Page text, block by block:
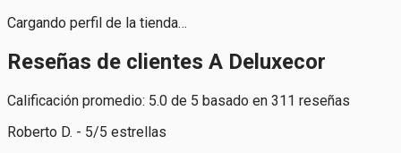
Cargando perfil de la tienda…
Reseñas de clientes A Deluxecor
Calificación promedio: 5.0 de 5 basado en 311 reseñas
Roberto D. - 5/5 estrellas